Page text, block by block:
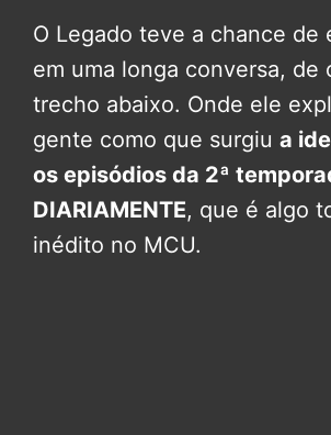
O Legado teve a chance de
em uma longa conversa, de
trecho abaixo. Onde ele
gente como que surgiu a
os episódios da 2ª
DIARIAMENTE, que é algo
inédito no MCU.